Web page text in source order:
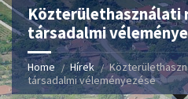
Közterülethasználati
társadalmi
Home Hírek
társadalmi véleményezése